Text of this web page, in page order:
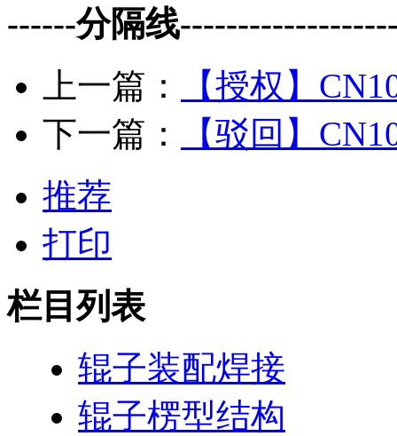
------分隔线
上一篇：
【授权】
下一篇：
【驳回】
推荐
打印
栏目列表
辊子装配焊接
辊子楞型结构